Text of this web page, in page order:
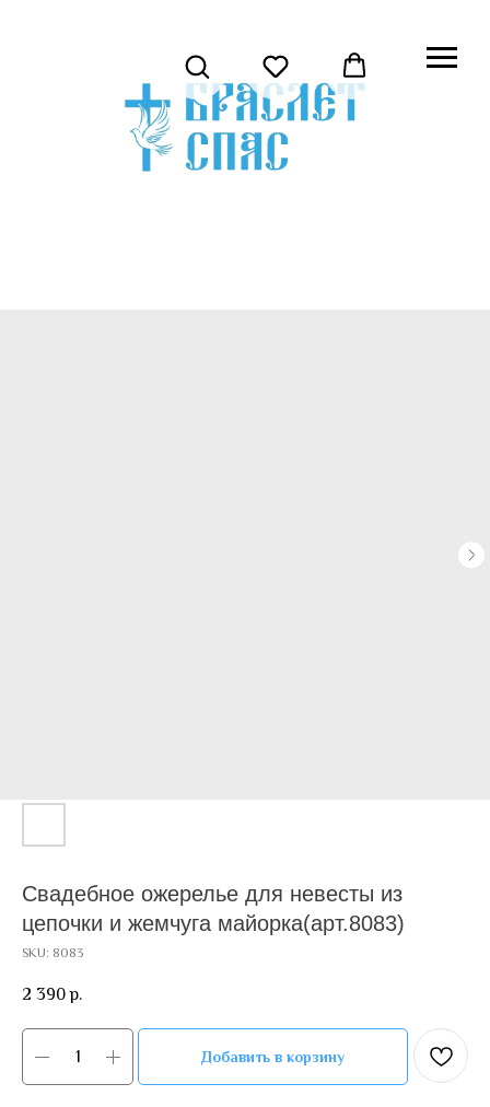
Свадебное ожерелье для невесты из
цепочки и жемчуга майорка(арт.8083)
SKU: 8083
2 390 р.
Добавить в корзину